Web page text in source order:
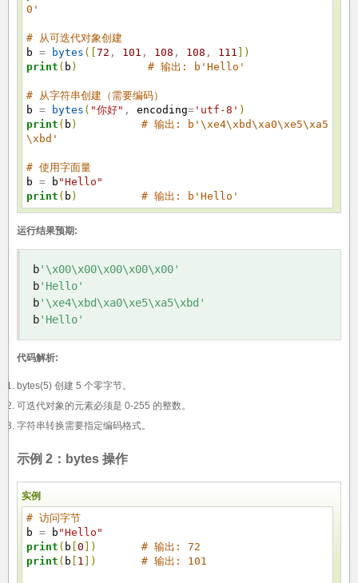
0'
# 从可迭代对象创建
b = bytes ( 72 , 101 , 108 , 108 , 111
)
print ( b ) # 输出: b'Hello'
# 从字符串创建（需要编码）
b = bytes ( "你好" , encoding= 'utf-8' )
print ( b )
# 输出: b'\xe4\xbd\xa0\xe5\xa5
\xbd'
# 使用字面量
b = b "Hello"
print ( b ) # 输出: b'Hello'
运行结果预期:
b'\x00\x00\x00\x00\x00'
b'Hello'
b'\xe4\xbd\xa0\xe5\xa5\xbd'
b'Hello'
代码解析:
bytes(5) 创建 5 个零字节。
可迭代对象的元素必须是 0-255 的整数。
字符串转换需要指定编码格式。
示例 2：bytes 操作
实例
# 访问字节
b = b "Hello"
print ( b 0 )
# 输出: 72
print ( b 1 ) # 输出: 101